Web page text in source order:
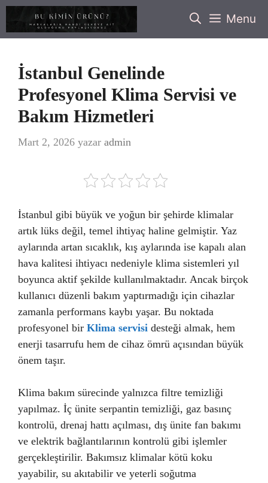
İçeriğe
Menu
İstanbul Genelinde
Profesyonel Klima Servisi ve
Bakım Hizmetleri
Mart 2, 2026 yazar admin
İstanbul gibi büyük ve yoğun bir şehirde klimalar
artık lüks değil, temel ihtiyaç haline gelmiştir. Yaz
aylarında artan sıcaklık, kış aylarında ise kapalı alan
hava kalitesi ihtiyacı nedeniyle klima sistemleri yıl
boyunca aktif şekilde kullanılmaktadır. Ancak birçok
kullanıcı düzenli bakım yaptırmadığı için cihazlar
zamanla performans kaybı yaşar. Bu noktada
profesyonel bir Klima servisi desteği almak, hem
enerji tasarrufu hem de cihaz ömrü açısından büyük
önem taşır.
Klima bakım sürecinde yalnızca filtre temizliği
yapılmaz. İç ünite serpantin temizliği, gaz basınç
kontrolü, drenaj hattı açılması, dış ünite fan bakımı
ve elektrik bağlantılarının kontrolü gibi işlemler
gerçekleştirilir. Bakımsız klimalar kötü koku
yayabilir, su akıtabilir ve yeterli soğutma